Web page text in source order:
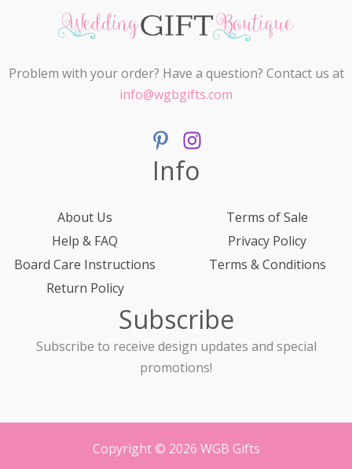
Problem with your order? Have a question? Contact us at
info@wgbgifts.com
Info
About Us
Help & FAQ
Board Care Instructions
Return Policy
Terms of Sale
Privacy Policy
Terms & Conditions
Subscribe
Subscribe to receive design updates and special
promotions!
Copyright © 2026 WGB Gifts